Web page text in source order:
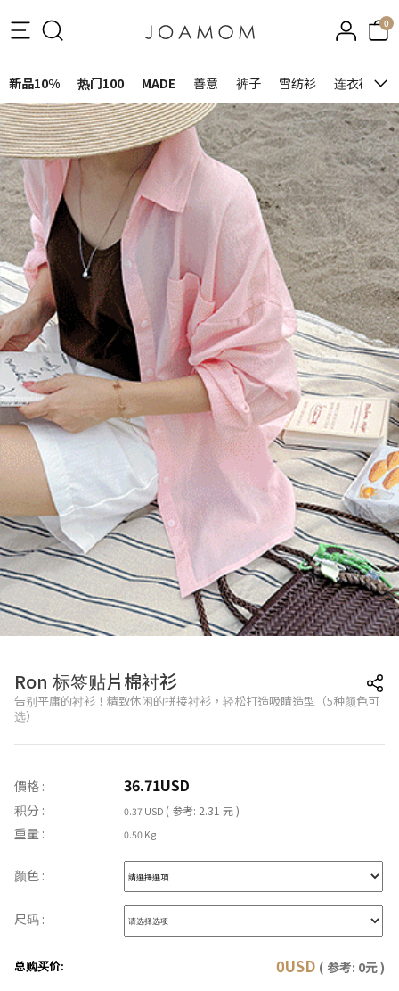
0
新品10% 热门100 MADE 善意 裤子 雪纺衫 连衣裙&裙
Ron 标签贴片棉衬衫
告别平庸的衬衫！精致休闲的拼接衬衫，轻松打造吸睛造型（5种颜色可
选）
價格 : 36.71USD
积分 : 0.37 USD ( 参考: 2.31 元 )
重量 : 0.50 Kg
颜色 :
尺码 :
总购买价: 0USD ( 参考: 0元 )